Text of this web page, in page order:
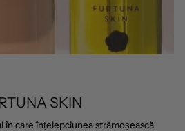
SKIN
în care înțelepciunea strămoșească